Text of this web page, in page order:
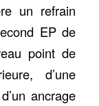
un refrain
EP de
point de
d’une
ancrage